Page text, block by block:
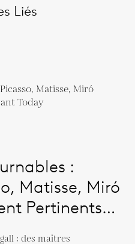
Liés
:
Matisse, Miró
Pertinents
: des maîtres